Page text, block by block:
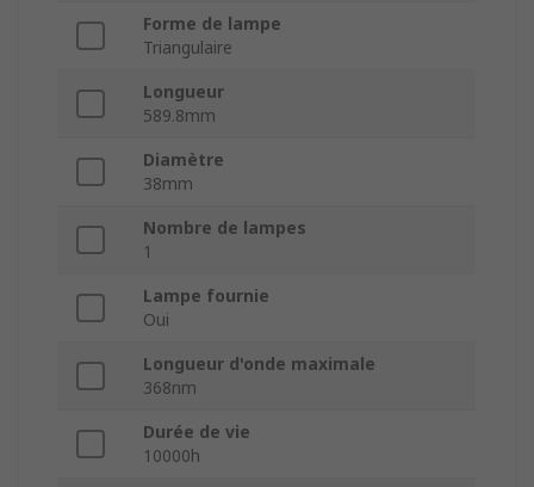
Forme de lampe
Triangulaire
Longueur
589.8mm
Diamètre
38mm
Nombre de lampes
1
Lampe fournie
Oui
Longueur d'onde maximale
368nm
Durée de vie
10000h